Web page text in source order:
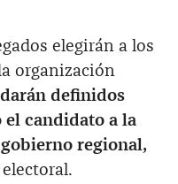
elegirán a los
organización
definidos
el candidato a la
regional,